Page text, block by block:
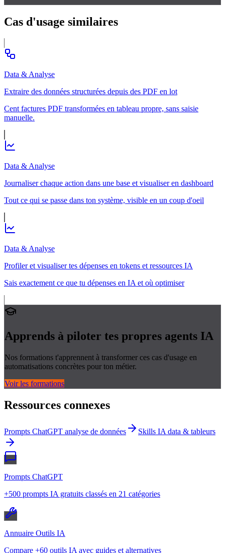
Cas d'usage similaires
Data & Analyse
Extraire des données structurées depuis des PDF en lot
Cent factures PDF transformées en tableau propre, sans saisie
manuelle.
Data & Analyse
Journaliser chaque action dans une base et visualiser en dashboard
Tout ce qui se passe dans ton système, visible en un coup d'oeil
Data & Analyse
Profiler et visualiser tes dépenses en tokens et ressources IA
Sais exactement ce que tu dépenses en IA et où optimiser
Apprends à piloter tes propres agents IA
Nos formations t'apprennent à transformer ces cas d'usage en
automatisations concrètes pour ton métier.
Voir les formations
Ressources connexes
Prompts ChatGPT analyse de données Skills IA data & tableurs
Prompts ChatGPT
+500 prompts IA gratuits classés en 21 catégories
Annuaire Outils IA
Compare +60 outils IA avec guides et alternatives